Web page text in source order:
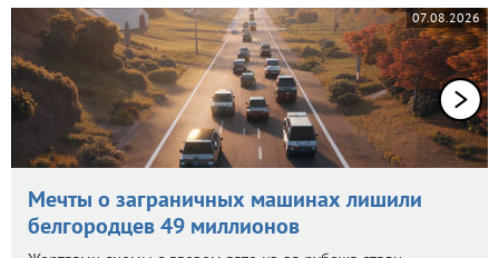
07.08.2026
Мечты о заграничных машинах лишили
белгородцев 49 миллионов